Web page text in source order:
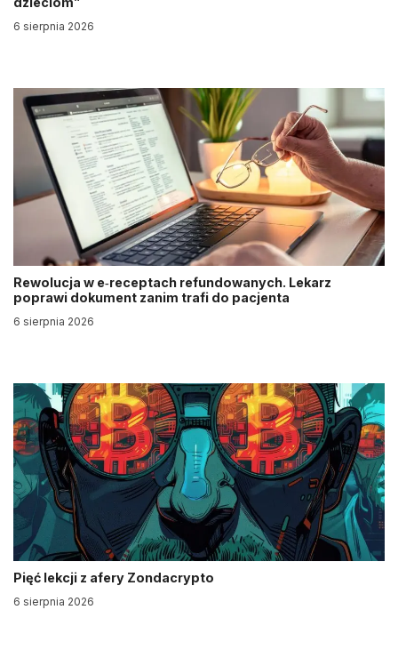
6 sierpnia 2026
Rewolucja w e‑receptach refundowanych. Lekarz
poprawi dokument zanim trafi do pacjenta
6 sierpnia 2026
Pięć lekcji z afery Zondacrypto
6 sierpnia 2026